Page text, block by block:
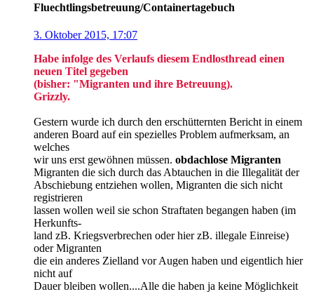
Fluechtlingsbetreuung/Containertagebuch
3. Oktober 2015, 17:07
Habe infolge des Verlaufs diesem Endlosthread einen
neuen Titel gegeben
(bisher: "Migranten und ihre Betreuung).
Grizzly.
Gestern wurde ich durch den erschütternten Bericht in einem
anderen Board auf ein spezielles Problem aufmerksam, an
welches
wir uns erst gewöhnen müssen. obdachlose Migranten
Migranten die sich durch das Abtauchen in die Illegalität der
Abschiebung entziehen wollen, Migranten die sich nicht
registrieren
lassen wollen weil sie schon Straftaten begangen haben (im
Herkunfts-
land zB. Kriegsverbrechen oder hier zB. illegale Einreise)
oder Migranten
die ein anderes Zielland vor Augen haben und eigentlich hier
nicht auf
Dauer bleiben wollen....Alle die haben ja keine Möglichkeit